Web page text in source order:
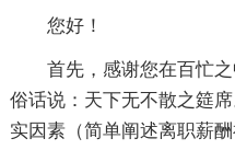
您好！
首先，感谢您在百忙
俗话说：天下无不散之筵
实因素（简单阐述离职薪